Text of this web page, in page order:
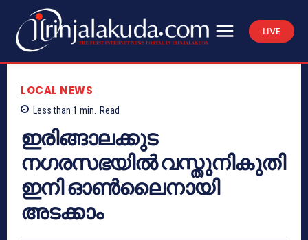
LIVE
LOCAL NEWS
Less than 1 min. Read
ഇരിങ്ങാലക്കുട
നഗരസഭയിൽ വസ്തുനികുതി
ഇനി ഓൺലൈനായി
അടക്കാം